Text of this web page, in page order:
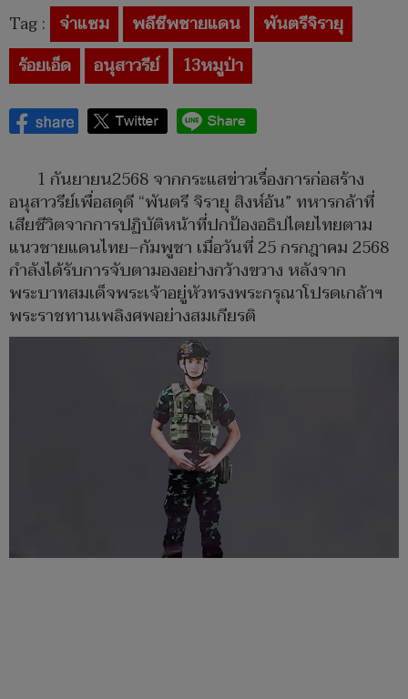
Tag : จ่าแซม พลีชีพชายแดน
พันตรีจิรายุ
ร้อยเอ็ด
อนุสาวรีย์ 13หมูป่า
1 กันยายน2568 จากกระแสข่าวเรื่องการก่อสร้าง
อนุสาวรีย์เพื่อสดุดี “พันตรี จิรายุ สิงห์อ้น” ทหารกล้าที่
เสียชีวิตจากการปฏิบัติหน้าที่ปกป้องอธิปไตยไทยตาม
แนวชายแดนไทย–กัมพูชา เมื่อวันที่ 25 กรกฎาคม 2568
กำลังได้รับการจับตามองอย่างกว้างขวาง หลังจาก
พระบาทสมเด็จพระเจ้าอยู่หัวทรงพระกรุณาโปรดเกล้าฯ
พระราชทานเพลิงศพอย่างสมเกียรติ